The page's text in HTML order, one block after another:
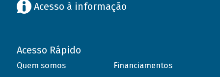
Acesso à informação
Acesso Rápido
Quem somos
Financiamentos